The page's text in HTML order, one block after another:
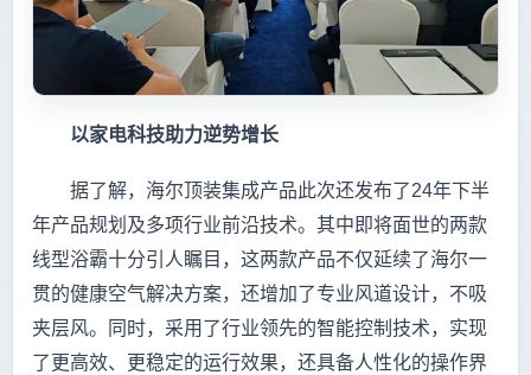
以家电科技助力逆势增长
据了解，海尔顶装集成产品此次还发布了24年下半
年产品规划及多项行业前沿技术。其中即将面世的两款
线型浴霸十分引人瞩目，这两款产品不仅延续了海尔一
贯的健康空气解决方案，还增加了专业风道设计，不吸
夹层风。同时，采用了行业领先的智能控制技术，实现
了更高效、更稳定的运行效果，还具备人性化的操作界